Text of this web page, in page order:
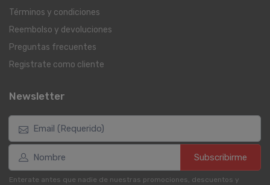
Términos y condiciones
Reembolso y devoluciones
Preguntas frecuentes
Registrate como cliente
Newsletter
Subscribirme
Enterate antes que nadie de nuestras promociones, descuentos y